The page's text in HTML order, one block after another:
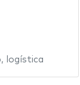
, logística